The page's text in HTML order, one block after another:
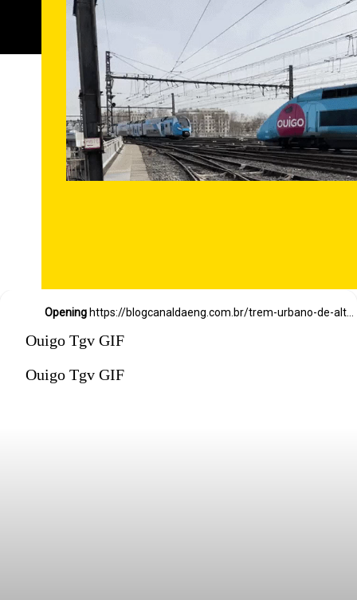
Opening
Ouigo Tgv GIF
Ouigo Tgv GIF